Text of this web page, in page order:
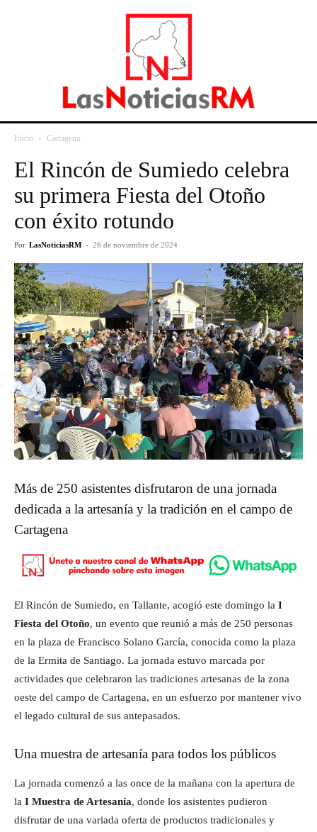
Inicio Cartagena
El Rincón de Sumiedo celebra
su primera Fiesta del Otoño
con éxito rotundo
Por LasNoticiasRM - 26 de noviembre de 2024
Más de 250 asistentes disfrutaron de una jornada
dedicada a la artesanía y la tradición en el campo de
Cartagena
El Rincón de Sumiedo, en Tallante, acogió este domingo la I
Fiesta del Otoño, un evento que reunió a más de 250 personas
en la plaza de Francisco Solano García, conocida como la plaza
de la Ermita de Santiago. La jornada estuvo marcada por
actividades que celebraron las tradiciones artesanas de la zona
oeste del campo de Cartagena, en un esfuerzo por mantener vivo
el legado cultural de sus antepasados.
Una muestra de artesanía para todos los públicos
La jornada comenzó a las once de la mañana con la apertura de
la I Muestra de Artesanía, donde los asistentes pudieron
disfrutar de una variada oferta de productos tradicionales y